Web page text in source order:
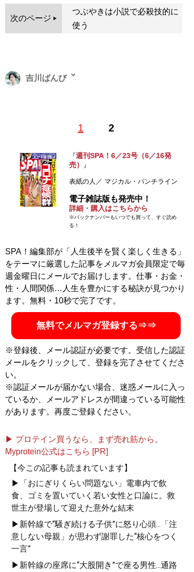
次のページ
つぶやきは小説で必殺技的に
使う
1 2
吉川ばんび
機能不全家族、ブラック企業、社会問題などについて、
経済オンラインなどで連載中。著書に『年収100万円で
生きる-格差都市・東京の肉声
twitter:@bambi_yoshikawa
『年収100万円で生きる-格差都市・東京の肉
か――!?
記事一覧へ
『週刊SPA！6／23号（6／16発
売） 』
表紙の人／ マジカル・パンチライン
電子雑誌版も発売中！
詳細・購入はこちらから
※バックナンバーもいつでも買って、すぐ読め
る！
SPA！編集部が「人生後半を賢く楽しく生きる」
をテーマに厳選した記事をメルマガ会員限定で毎
週金曜日にメールでお届けします。仕事・お金・
性・人間関係…人生を豊かにする秘訣が見つかり
ます。無料・10秒で完了です。
無料でメルマガ登録する⇒⇒
※登録後、メール認証が必要です。受信した認証
メールをクリックして、登録を完了させてくださ
い。
※認証メールが届かない場合、迷惑メールに入っ
ているか、メールアドレスが間違っている可能性
があります。再度ご登録ください。
▶ プロテイン買うなら、まず売れ筋から。
Myprotein公式はこちら [PR]
【今この記事も読まれています】
▶「おにぎりくらい問題ない」電車内で飲
食、ゴミを置いていく若い女性と口論に。救
世主が登場して迎えた意外な結末
▶新幹線で“騒ぎ続ける子供”に怒り心頭...「注
意しない母親」が思わず謝罪した“核心をつく
一言”
▶新幹線の座席に“大股開き”で座る男性...通路